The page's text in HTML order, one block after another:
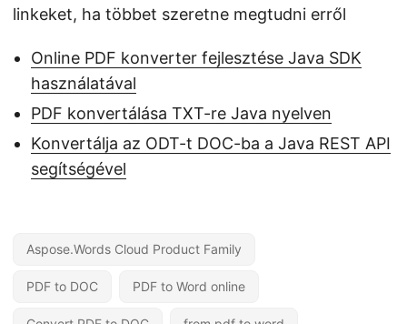
linkeket, ha többet szeretne megtudni erről
Online PDF konverter fejlesztése Java SDK
használatával
PDF konvertálása TXT-re Java nyelven
Konvertálja az ODT-t DOC-ba a Java REST API
segítségével
Aspose.Words Cloud Product Family
PDF to DOC PDF to Word online